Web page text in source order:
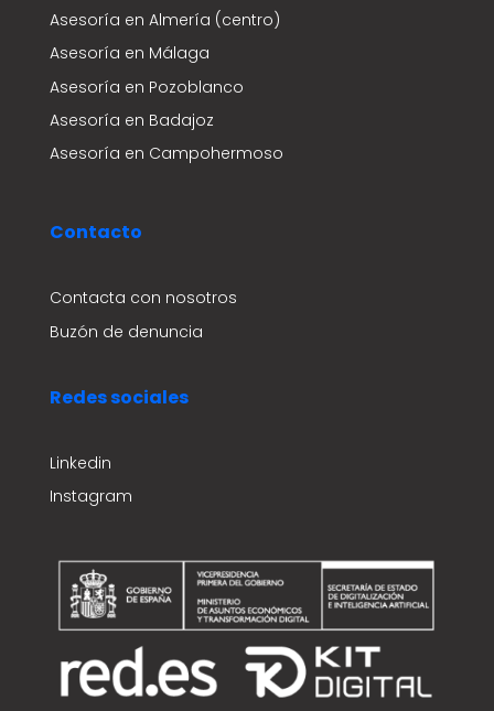
Asesoría en Almería (centro)
Asesoría en Málaga
Asesoría en Pozoblanco
Asesoría en Badajoz
Asesoría en Campohermoso
Contacto
Contacta con nosotros
Buzón de denuncia
Redes sociales
Linkedin
Instagram